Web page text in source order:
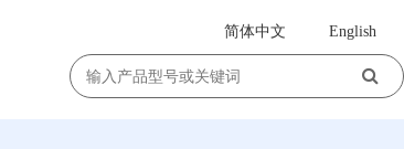
简体中文 English